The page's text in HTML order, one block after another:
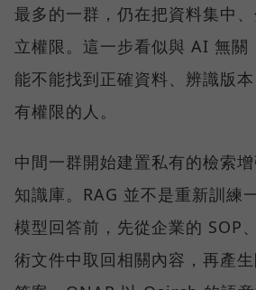
最多的一群，仍在把資料集中
立權限。這一步看似與 AI 無關
能不能找到正確資料、辨識版
有權限的人。
中間一群開始建置私有的檢索增
知識庫。RAG 並不是重新訓練
模型回答前，先從企業的 SOP
術文件中取回相關內容，再產